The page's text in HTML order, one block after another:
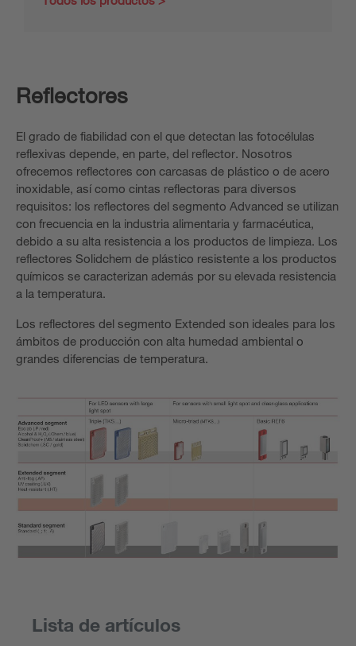
Reflectores
El grado de fiabilidad con el que detectan las fotocélulas
reflexivas depende, en parte, del reflector. Nosotros
ofrecemos reflectores con carcasas de plástico o de acero
inoxidable, así como cintas reflectoras para diversos
requisitos: los reflectores del segmento Advanced se utilizan
con frecuencia en la industria alimentaria y farmacéutica,
debido a su alta resistencia a los productos de limpieza. Los
reflectores Solidchem de plástico resistente a los productos
químicos se caracterizan además por su elevada resistencia
a la temperatura.
Los reflectores del segmento Extended son ideales para los
ámbitos de producción con alta humedad ambiental o
grandes diferencias de temperatura.
Lista de artículos